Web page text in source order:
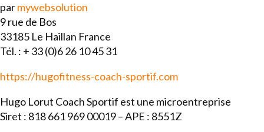
parmywebsolution
9 rue de Bos
33185 Le Haillan France
Tél. : + 33 (0)6 26 10 45 31
https://hugofitness-coach-sportif.com
Hugo Lorut Coach Sportif est une microentreprise
Siret : 818 661 969 00019 – APE : 8551Z